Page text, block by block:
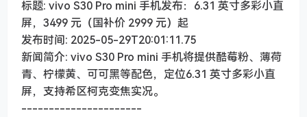
标题: vivo S30 Pro mini 手机发布：6.31 英寸多彩小直
屏，3499 元（国补价 2999 元）起
发布时间: 2025-05-29T20:01:11.75
新闻简介: vivo S30 Pro mini 手机将提供酷莓粉、薄荷
青、柠檬黄、可可黑等配色，定位6.31 英寸多彩小直
屏，支持希区柯克变焦实况。
----------------------